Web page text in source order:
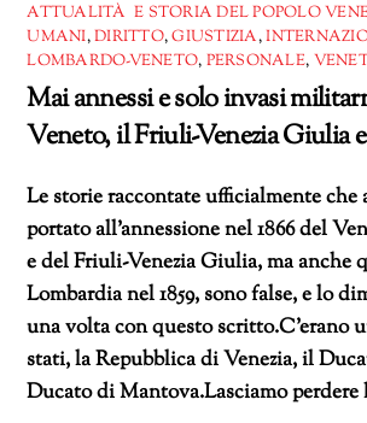
ATTUALITÀ E STORIA DEL POPOLO
UMANI,DIRITTO,GIUSTIZIA,
LOMBARDO-VENETO, PERSONALE,
Mai annessi e solo invasi
Veneto, il Friuli-Venezia Giulia
Le storie raccontate ufficialmente che
portato all’annessione nel 1866 del
e del Friuli-Venezia Giulia, ma anche
Lombardia nel 1859, sono false, e lo
una volta con questo scritto.C’erano
stati, la Repubblica di Venezia, il
Ducato di Mantova.Lasciamo perdere